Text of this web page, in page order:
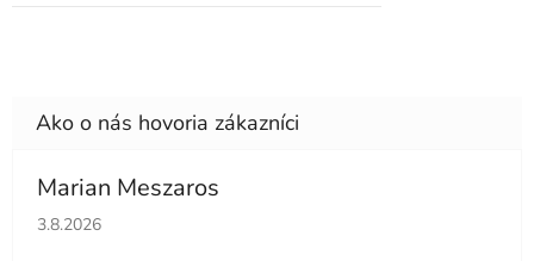
Marian Meszaros
Hodnotenie obchodu je 5 z 5 hviezdičiek.
3.8.2026